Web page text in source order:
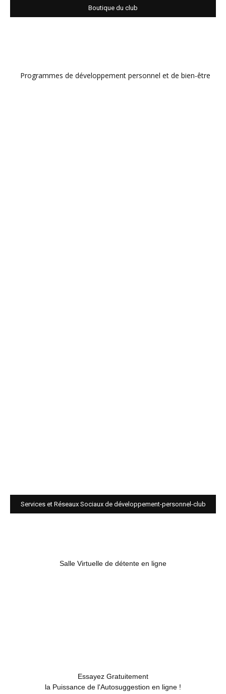
Boutique du club
Programmes de développement personnel et de bien-être
Services et Réseaux Sociaux de développement-personnel-club
Salle Virtuelle de détente en ligne
Essayez Gratuitement
la Puissance de l'Autosuggestion en ligne !